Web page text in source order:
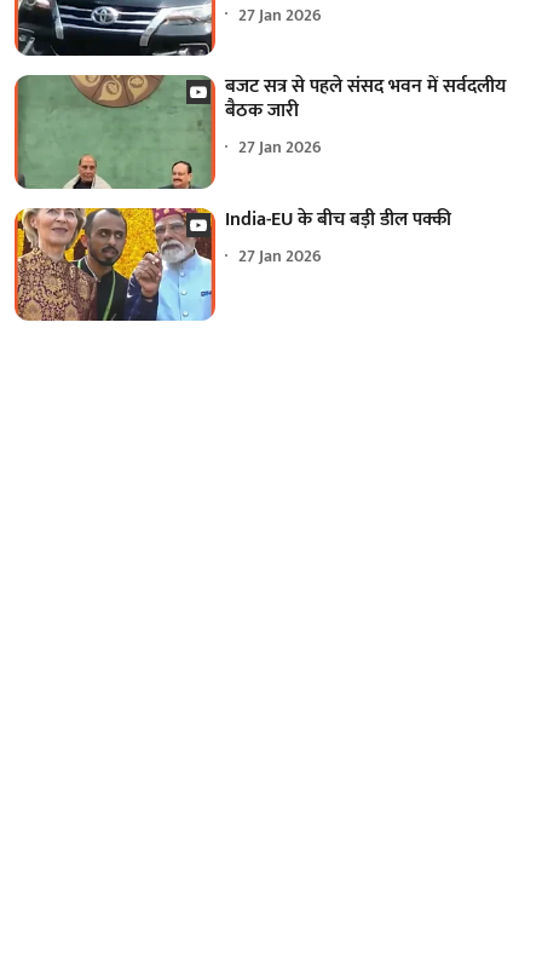
27 Jan 2026
बजट सत्र से पहले संसद भवन में सर्वदलीय
बैठक जारी
27 Jan 2026
India-EU के बीच बड़ी डील पक्की
27 Jan 2026